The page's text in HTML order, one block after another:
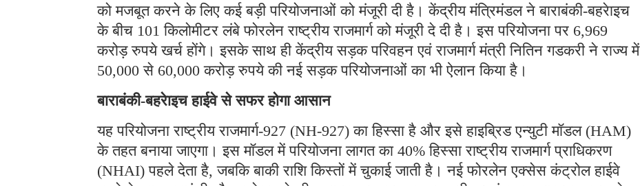
को मजबूत करने के लिए कई बड़ी परियोजनाओं को मंजूरी दी है। केंद्रीय मंत्रिमंडल ने बाराबंकी-बहरेाइच
के बीच 101 किलोमीटर लंबे फोरलेन राष्ट्रीय राजमार्ग को मंजूरी दे दी है। इस परियोजना पर 6,969
करोड़ रुपये खर्च होंगे। इसके साथ ही केंद्रीय सड़क परिवहन एवं राजमार्ग मंत्री नितिन गडकरी ने राज्य में
50,000 से 60,000 करोड़ रुपये की नई सड़क परियोजनाओं का भी ऐलान किया है।
बाराबंकी-बहरेाइच हाईवे से सफर होगा आसान
यह परियोजना राष्ट्रीय राजमार्ग-927 (NH-927) का हिस्सा है और इसे हाइब्रिड एन्युटी मॉडल (HAM)
के तहत बनाया जाएगा। इस मॉडल में परियोजना लागत का 40% हिस्सा राष्ट्रीय राजमार्ग प्राधिकरण
(NHAI) पहले देता है, जबकि बाकी राशि किस्तों में चुकाई जाती है। नई फोरलेन एक्सेस कंट्रोल हाईवे